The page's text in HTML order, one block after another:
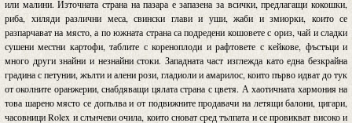
или малини. Източната страна на пазара е запазена за всички, предлагащи кокошки,
риба, хиляди различни меса, свински глави и уши, жаби и змиорки, които се
разпарчават на място, а по южната страна са подредени кошовете с ориз, чай и сладки
сушени местни картофи, таблите с кореноплоди и рафтовете с кейкове, фъстъци и
много други знайни и незнайни стоки. Западната част изглежда като една безкрайна
градина с петунии, жълти и алени рози, гладиоли и амарилос, които първо идват до тук
от околните оранжерии, снабдяващи цялата страна с цветя. А хаотичната хармония на
това шарено място се допълва и от подвижните продавачи на летящи балони, цигари,
часовници Rolex и слънчеви очила, които сноват сред тълпата и се провикват високо и